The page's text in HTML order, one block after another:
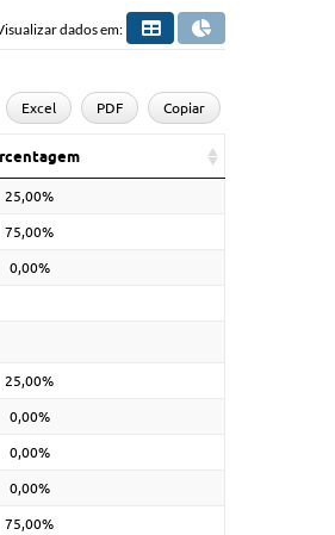
dados em:
Excel PDF Copiar
25,00%
75,00%
0,00%
25,00%
0,00%
0,00%
0,00%
75,00%